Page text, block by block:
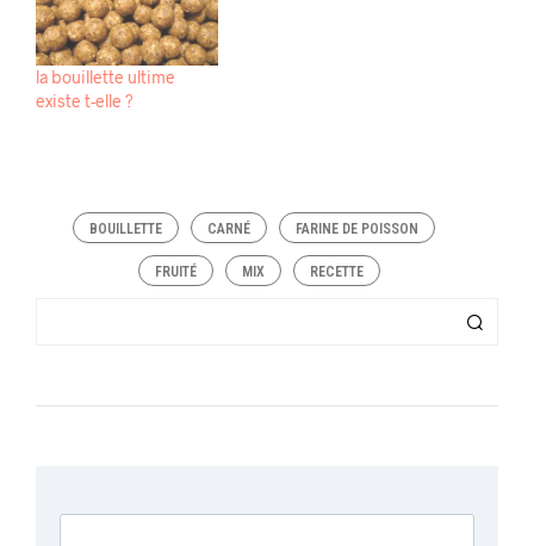
la bouillette ultime
existe t-elle ?
BOUILLETTE CARNÉ FARINE DE POISSON
FRUITÉ MIX RECETTE